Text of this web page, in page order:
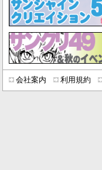
会社案内 利用規約